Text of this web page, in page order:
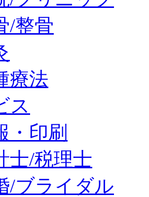
/整骨
療法
ス
・印刷
士/税理士
/ブライダル